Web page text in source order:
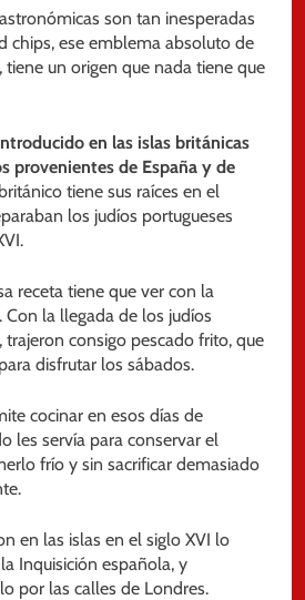
son tan inesperadas
chips, ese emblema absoluto de
un origen que nada tiene que
en las islas británicas
provenientes de España y de
tiene sus raíces en el
los judíos portugueses
receta tiene que ver con la
Con la llegada de los judíos
trajeron consigo pescado frito, que
disfrutar los sábados.
cocinar en esos días de
les servía para conservar el
frío y sin sacrificar demasiado
en las islas en el siglo XVI lo
Inquisición española, y
por las calles de Londres.